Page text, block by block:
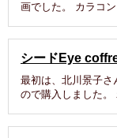
画でした。 カラコ
シードEye
最初は、北川景子さ
ので購入しました